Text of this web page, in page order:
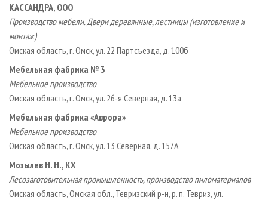
КАССАНДРА, ООО
Производство мебели. Двери деревянные, лестницы (изготовление и
монтаж)
Омская область, г. Омск, ул. 22 Партсъезда, д. 100б
Мебельная фабрика № 3
Мебельное производство
Омская область, г. Омск, ул. 26-я Северная, д. 13а
Мебельная фабрика «Аврора»
Мебельное производство
Омская область, г. Омск, ул. 13 Северная, д. 157А
Мозылев Н. Н., КХ
Лесозаготовительная промышленность, производство пиломатериалов
Омская область, Омская обл., Тевризский р-н, р. п. Тевриз, ул.